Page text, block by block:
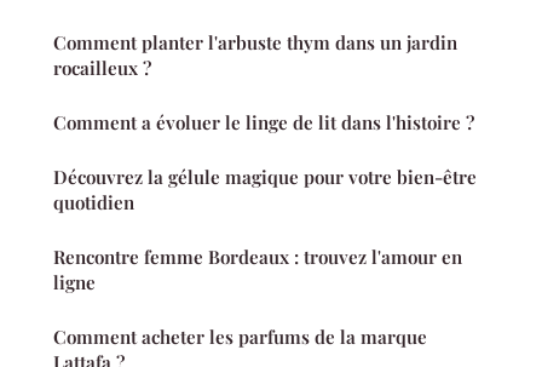
Comment planter l'arbuste thym dans un jardin
rocailleux ?
Comment a évoluer le linge de lit dans l'histoire ?
Découvrez la gélule magique pour votre bien-être
quotidien
Rencontre femme Bordeaux : trouvez l'amour en
ligne
Comment acheter les parfums de la marque